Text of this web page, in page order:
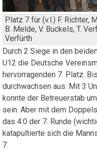
Platz 7 für (v.l.) F. Richter,
B. Melde, V. Buckels, T.
Verfürth
Durch 2 Siege in den
U12 die Deutsche
hervorragenden 7. Platz.
durchwachsen aus. Mit 3
konnte der Betreuerstab
sein. Aber mit dem
das 4:0 der 7. Runde
katapultierte sich die
7.